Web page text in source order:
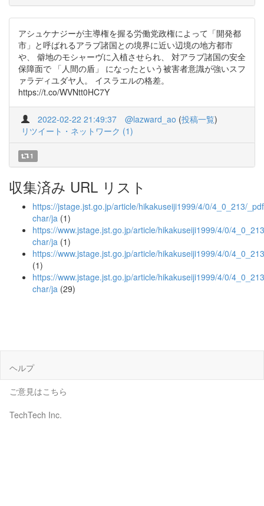
アシュケナジーが主導権を握る労働党政権によって「開発都
市」と呼ばれるアラブ諸国との境界に近い辺境の地方都市
や、 僻地のモシャーヴに入植させられ、 対アラブ諸国の安全
保障面で 「人間の盾」 になったという被害者意識が強いスフ
ァラディユダヤ人。 イスラエルの格差。
https://t.co/WVNtt0HC7Y
2022-02-22 21:49:37 @lazward_ao (投稿一覧)
リツイート・ネットワーク (1)
1
収集済み URL リスト
https://jstage.jst.go.jp/article/hikakuseiji1999/4/0/4_0_213/
char/ja (1)
https://www.jstage.jst.go.jp/article/hikakuseiji1999/4/0/
char/ja (1)
https://www.jstage.jst.go.jp/article/hikakuseiji1999/4/0/
(1)
https://www.jstage.jst.go.jp/article/hikakuseiji1999/4/0/
char/ja (29)
ヘルプ
ご意見はこちら
TechTech Inc.